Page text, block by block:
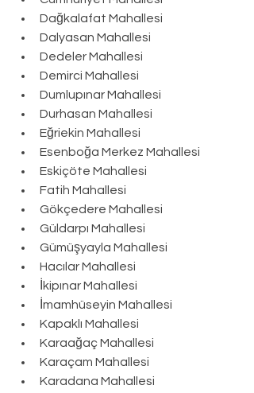
Dağkalafat Mahallesi
Dalyasan Mahallesi
Dedeler Mahallesi
Demirci Mahallesi
Dumlupınar Mahallesi
Durhasan Mahallesi
Eğriekin Mahallesi
Esenboğa Merkez Mahallesi
Eskiçöte Mahallesi
Fatih Mahallesi
Gökçedere Mahallesi
Güldarpı Mahallesi
Gümüşyayla Mahallesi
Hacılar Mahallesi
İkipınar Mahallesi
İmamhüseyin Mahallesi
Kapaklı Mahallesi
Karaağaç Mahallesi
Karaçam Mahallesi
Karadana Mahallesi